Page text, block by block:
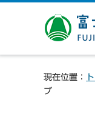
富士市
じまり
現在位置：
ブ